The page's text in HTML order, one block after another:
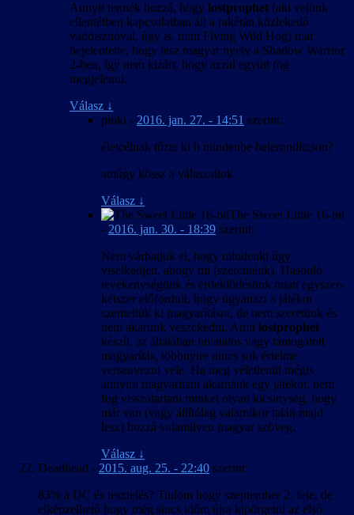
Annyit tennék hozzá, hogy lostprophet (aki velünk
ellentétben kapcsolatban áll a rakétán közlekedő
vaddisznóval, úgy is, mint Flying Wild Hog) már
bejelentette, hogy lesz magyar nyelv a Shadow Warrior
2-ben, így nem kizárt, hogy azzal együtt fog
megjelenni.
Válasz ↓
pinki - 2016. jan. 27. - 14:51 szerint:
életcélnak tűzte ki h mindenbe belerondítcson?
amúgy kössz a válaszaitok
Válasz ↓
The Sweet Little 16-bit
- 2016. jan. 30. - 18:39 szerint:
Nem várhatjuk el, hogy mindenki úgy
viselkedjen, ahogy mi (szeretnénk). Hasonló
tevékenységünk és érdeklődésünk miatt egyszer-
kétszer előfordult, hogy ugyanazt a játékot
szemeltük ki magyarításra, de nem szeretünk és
nem akarunk veszekedni. Amit lostprophet
készít, az általában hivatalos vagy támogatott
magyarítás, többnyire nincs sok értelme
versenyezni vele. Ha meg véletlenül mégis
annyira magyarítani akarnánk egy játékot, nem
fog visszatartani minket olyan kicsinység, hogy
már van (vagy állítólag valamikor talán majd
lesz) hozzá valamilyen magyar szöveg.
Válasz ↓
Deadhead - 2015. aug. 25. - 22:40 szerint:
83% a DC és tesztelés? Tudom hogy szeptember 2. fele, de
elképzelhető hogy még sincs időm újra kipörgetni az első